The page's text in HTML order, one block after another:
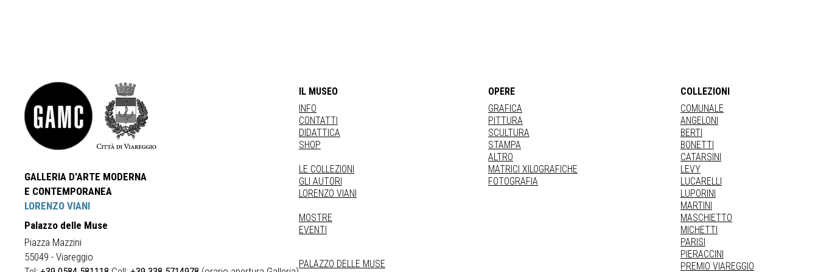
GALLERIA D'ARTE MODERNA
E CONTEMPORANEA
LORENZO VIANI
Palazzo delle Muse
Piazza Mazzini
55049 - Viareggio
IL MUSEO
INFO
CONTATTI
DIDATTICA
SHOP
LE COLLEZIONI
GLI AUTORI
LORENZO VIANI
MOSTRE
EVENTI
PALAZZO DELLE MUSE
OPERE
GRAFICA
PITTURA
SCULTURA
STAMPA
ALTRO
MATRICI XILOGRAFICHE
FOTOGRAFIA
COLLEZIONI
COMUNALE
ANGELONI
BERTI
BONETTI
CATARSINI
LEVY
LUCARELLI
LUPORINI
MARTINI
MASCHIETTO
MICHETTI
PARISI
PIERACCINI
PREMIO VIAREGGIO